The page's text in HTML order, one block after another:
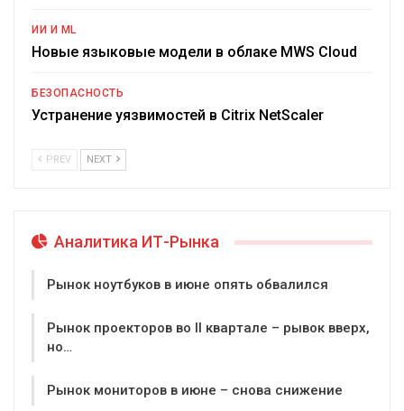
ИИ И ML
Новые языковые модели в облаке MWS Cloud
БЕЗОПАСНОСТЬ
Устранение уязвимостей в Citrix NetScaler
PREV NEXT
Аналитика ИТ-Рынка
Рынок ноутбуков в июне опять обвалился
Рынок проекторов во II квартале – рывок вверх,
но…
Рынок мониторов в июне – снова снижение